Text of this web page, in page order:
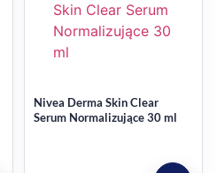
Nivea Derma Skin Clear
Serum Normalizujące 30 ml